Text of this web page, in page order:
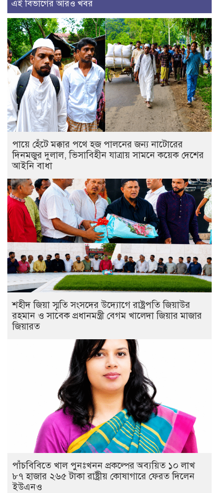
এই বিভাগের আরও খবর
পায়ে হেঁটে মক্কার পথে হজ পালনের জন্য নাটোরের
দিনমজুর দুলাল, ভিসাবিহীন যাত্রায় সামনে কয়েক দেশের
আইনি বাধা
শহীদ জিয়া স্মৃতি সংসদের উদ্যোগে রাষ্ট্রপতি জিয়াউর
রহমান ও সাবেক প্রধানমন্ত্রী বেগম খালেদা জিয়ার মাজার
জিয়ারত
পাঁচবিবিতে খাল পুনঃখনন প্রকল্পের অব্যয়িত ১০ লাখ
৮৭ হাজার ২৬৫ টাকা রাষ্ট্রীয় কোষাগারে ফেরত দিলেন
ইউএনও